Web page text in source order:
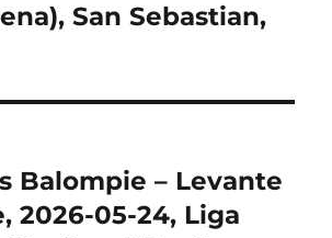
San Sebastian,
Balompie – Levante
2026-05-24, Liga